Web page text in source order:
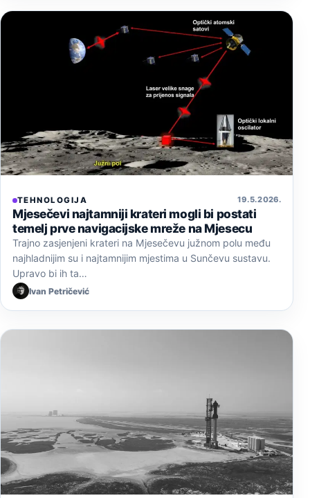
TEHNOLOGIJA 19. 5. 2026.
Mjesečevi najtamniji krateri mogli bi postati
temelj prve navigacijske mreže na Mjesecu
Trajno zasjenjeni krateri na Mjesečevu južnom polu među
najhladnijim su i najtamnijim mjestima u Sunčevu sustavu.
Upravo bi ih ta…
Ivan Petričević